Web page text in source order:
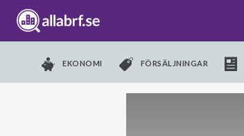
EKONOMI FÖRSÄLJNINGAR